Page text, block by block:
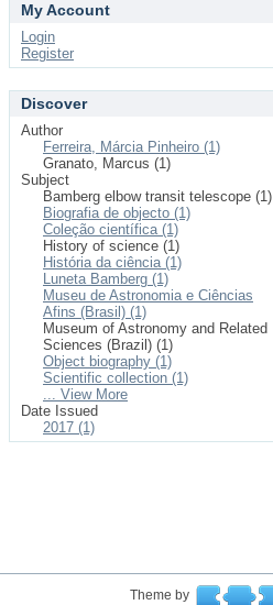
My Account
Login
Register
Discover
Author
Ferreira, Márcia Pinheiro (1)
Granato, Marcus (1)
Subject
Bamberg elbow transit telescope (1)
Biografia de objecto (1)
Coleção científica (1)
History of science (1)
História da ciência (1)
Luneta Bamberg (1)
Museu de Astronomia e Ciências
Afins (Brasil) (1)
Museum of Astronomy and Related
Sciences (Brazil) (1)
Object biography (1)
Scientific collection (1)
... View More
Date Issued
2017 (1)
Theme by